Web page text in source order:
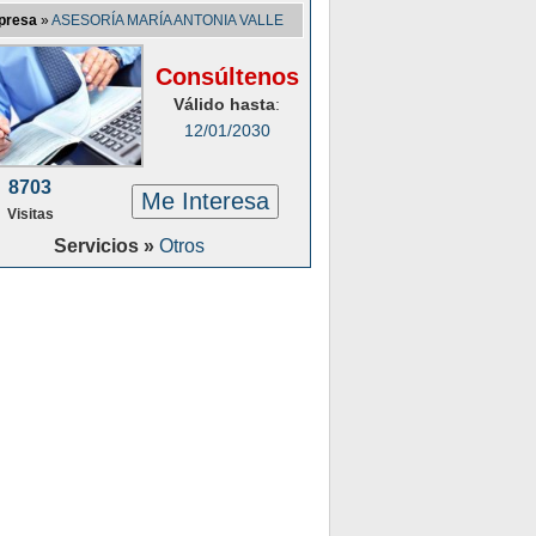
»ASESORÍA MARÍA ANTONIA VALLE
Consúltenos
Válido hasta:
12/01/2030
8703
Visitas Me Interesa
Servicios » Otros